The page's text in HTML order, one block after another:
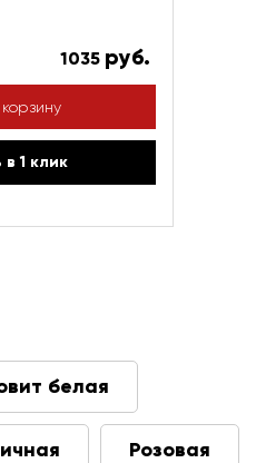
1035 руб.
в 1 клик
белая
Розовая